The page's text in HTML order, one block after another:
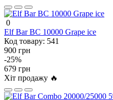
0
Elf Bar BC 10000 Grape ice
Код товару: 541
900 грн
-25%
679 грн
Хіт продажу 🔥